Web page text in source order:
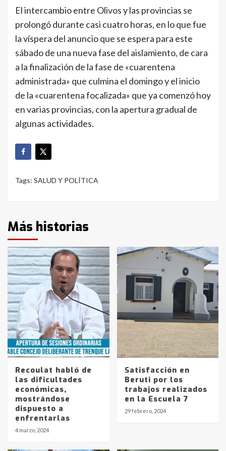
El intercambio entre Olivos y las provincias se
prolongó durante casi cuatro horas, en lo que fue
la víspera del anuncio que se espera para este
sábado de una nueva fase del aislamiento, de cara
a la finalización de la fase de «cuarentena
administrada» que culmina el domingo y el inicio
de la «cuarentena focalizada» que ya comenzó hoy
en varias provincias, con la apertura gradual de
algunas actividades.
Tags: SALUD Y POLÍTICA
Más historias
Recoulat habló de
las dificultades
económicas,
mostrándose
dispuesto a
enfrentarlas
4 marzo, 2024
Satisfacción en
Beruti por los
trabajos realizados
en la Escuela 7
29 febrero, 2024